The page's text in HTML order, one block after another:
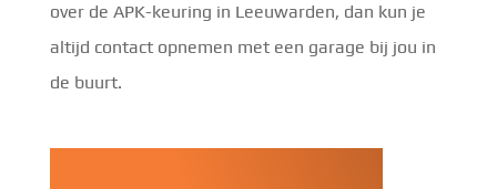
over de APK-keuring in Leeuwarden, dan kun je
altijd contact opnemen met een garage bij jou in
de buurt.